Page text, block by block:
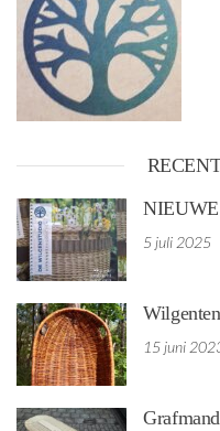
5 juli 2025
15 juni